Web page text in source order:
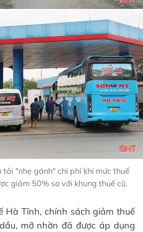
tải "nhẹ gánh" chi phí khi mức thuế
giảm 50% so với khung thuế cũ.
Hà Tĩnh, chính sách giảm thuế
mỡ nhờn đã được áp dụng